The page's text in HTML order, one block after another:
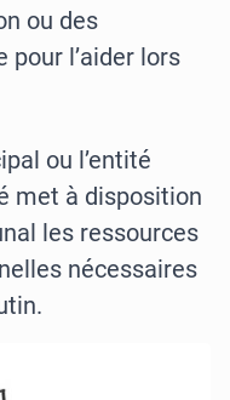
ou des
pour l’aider lors
ou l’entité
met à disposition
les ressources
nécessaires